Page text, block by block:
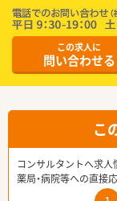
この求人に
問い合わせる
こ
コンサルタントへ求人
薬局・病院等への直接